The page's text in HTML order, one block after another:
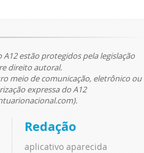
estão protegidos pela legislação
direito autoral.
meio de comunicação, eletrônico ou
expressa do A12
Redação
aplicativo aparecida